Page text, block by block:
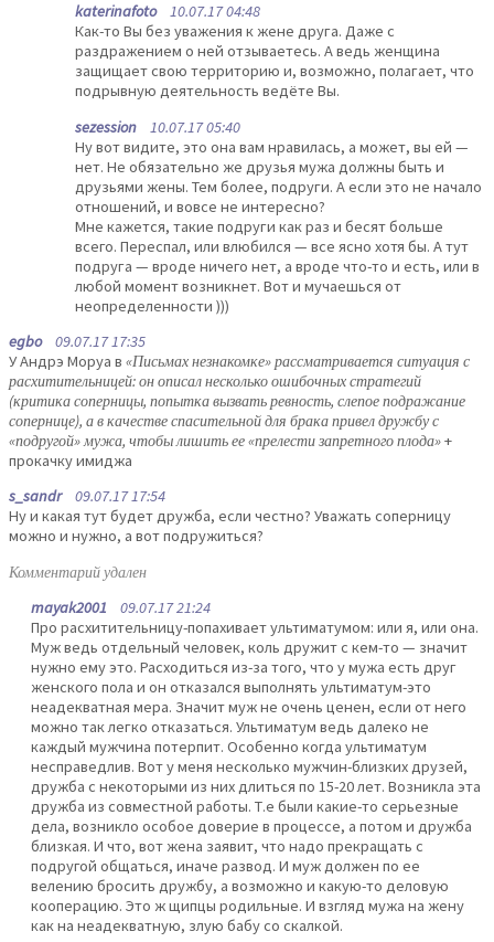
katerinafoto10.07.17 04:48
Как-то Вы без уважения к жене друга. Даже с
раздражением о ней отзываетесь. А ведь женщина
защищает свою территорию и, возможно, полагает, что
подрывную деятельность ведёте Вы.
sezession 10.07.17 05:40
Ну вот видите, это она вам нравилась, а может, вы ей —
нет. Не обязательно же друзья мужа должны быть и
друзьями жены. Тем более, подруги. А если это не начало
отношений, и вовсе не интересно?
Мне кажется, такие подруги как раз и бесят больше
всего. Переспал, или влюбился — все ясно хотя бы. А тут
подруга — вроде ничего нет, а вроде что-то и есть, или в
любой момент возникнет. Вот и мучаешься от
неопределенности )))
egbo09.07.17 17:35
У Андрэ Моруа в «Письмах незнакомке» рассматривается ситуация с
расхитительницей: он описал несколько ошибочных стратегий
(критика соперницы, попытка вызвать ревность, слепое подражание
сопернице), а в качестве спасительной для брака привел дружбу с
«подругой» мужа, чтобы лишить ее «прелести запретного плода»+
прокачку имиджа
s_sandr09.07.17 17:54
Ну и какая тут будет дружба, если честно? Уважать соперницу
можно и нужно, а вот подружиться?
Комментарий удален
mayak2001 09.07.17 21:24
Про расхитительницу-попахивает ультиматумом: или я, или она.
Муж ведь отдельный человек, коль дружит с кем-то — значит
нужно ему это. Расходиться из-за того, что у мужа есть друг
женского пола и он отказался выполнять ультиматум-это
неадекватная мера. Значит муж не очень ценен, если от него
можно так легко отказаться. Ультиматум ведь далеко не
каждый мужчина потерпит. Особенно когда ультиматум
несправедлив. Вот у меня несколько мужчин-близких друзей,
дружба с некоторыми из них длиться по 15-20 лет. Возникла эта
дружба из совместной работы. Т.е были какие-то серьезные
дела, возникло особое доверие в процессе, а потом и дружба
близкая. И что, вот жена заявит, что надо прекращать с
подругой общаться, иначе развод. И муж должен по ее
велению бросить дружбу, а возможно и какую-то деловую
кооперацию. Это ж щипцы родильные. И взгляд мужа на жену
как на неадекватную, злую бабу со скалкой.